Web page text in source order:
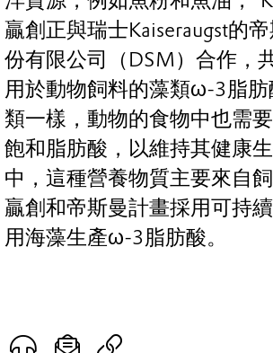
贏創正與瑞士Kaiseraugst的
份有限公司（DSM）合作，
用於動物飼料的藻類ω-3脂肪
類一樣，動物的食物中也需
飽和脂肪酸，以維持其健康
中，這種營養物質主要來自飼
贏創和帝斯曼計畫採用可持
用海藻生產ω-3脂肪酸。